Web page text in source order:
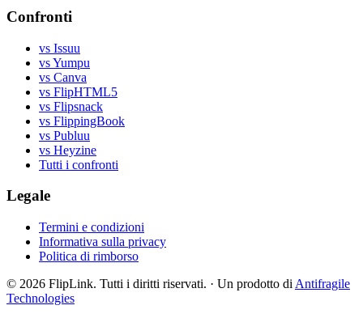
Confronti
vs Issuu
vs Yumpu
vs Canva
vs FlipHTML5
vs Flipsnack
vs FlippingBook
vs Publuu
vs Heyzine
Tutti i confronti
Legale
Termini e condizioni
Informativa sulla privacy
Politica di rimborso
© 2026 FlipLink. Tutti i diritti riservati. · Un prodotto di Antifragile
Technologies